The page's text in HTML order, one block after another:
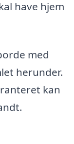
have hjem
med
herunder.
kan